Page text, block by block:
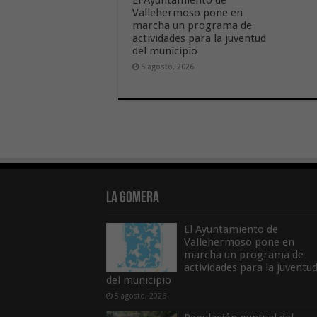
Vallehermoso pone en
marcha un programa de
actividades para la juventud
del municipio
5 agosto, 2026
La Gomera
El Ayuntamiento de
Vallehermoso pone en
marcha un programa de
actividades para la juventud
del municipio
5 agosto, 2026